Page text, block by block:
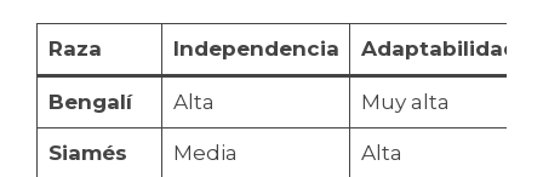
Raza Independencia Adaptabilidad
Bengalí Alta Muy alta
Siamés Media Alta